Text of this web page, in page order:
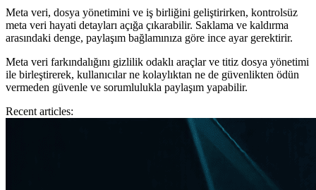
Meta veri, dosya yönetimini ve iş birliğini geliştirirken, kontrolsüz
meta veri hayati detayları açığa çıkarabilir. Saklama ve kaldırma
arasındaki denge, paylaşım bağlamınıza göre ince ayar gerektirir.
Meta veri farkındalığını gizlilik odaklı araçlar ve titiz dosya yönetimi
ile birleştirerek, kullanıcılar ne kolaylıktan ne de güvenlikten ödün
vermeden güvenle ve sorumlulukla paylaşım yapabilir.
Recent articles: